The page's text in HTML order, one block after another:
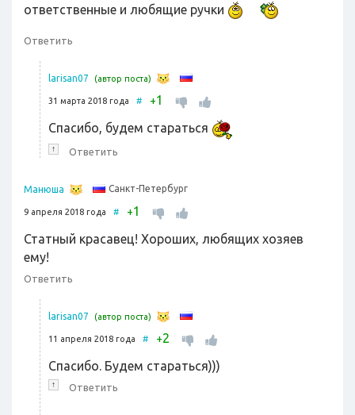
ответственные и любящие ручки
Ответить
larisan07 (автор поста)
31 марта 2018 года # +1
Спасибо, будем стараться
↑ Ответить
Манюша Санкт-Петербург
9 апреля 2018 года # +1
Статный красавец! Хороших, любящих хозяев
ему!
Ответить
larisan07 (автор поста)
11 апреля 2018 года # +2
Спасибо. Будем стараться)))
↑ Ответить